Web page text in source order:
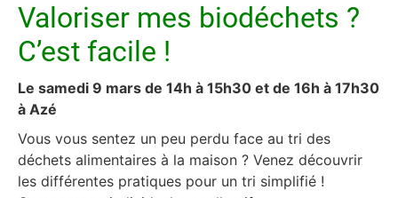
Valoriser mes biodéchets ?
C’est facile !
Le samedi 9 mars de 14h à 15h30 et de 16h à 17h30
à Azé
Vous vous sentez un peu perdu face au tri des
déchets alimentaires à la maison ? Venez découvrir
les différentes pratiques pour un tri simplifié !